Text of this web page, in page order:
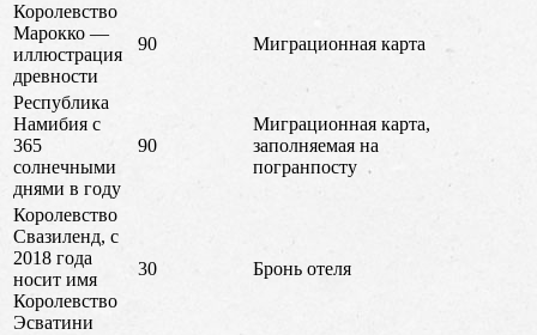
Королевство
Марокко —
иллюстрация
древности
90 Миграционная карта
Республика
Намибия с
365
солнечными
днями в году
90
Миграционная карта,
заполняемая на
погранпосту
Королевство
Свазиленд, с
2018 года
носит имя
Королевство
Эсватини
30 Бронь отеля